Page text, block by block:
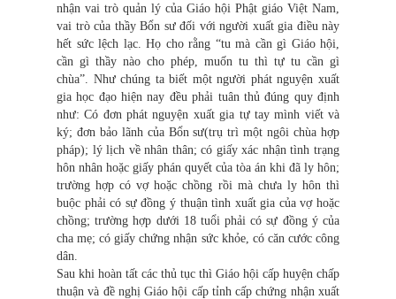
nhận vai trò quản lý của Giáo hội Phật giáo Việt Nam,
vai trò của thầy Bổn sư đối với người xuất gia điều này
hết sức lệch lạc. Họ cho rằng “tu mà cần gì Giáo hội,
cần gì thầy nào cho phép, muốn tu thì tự tu cần gì
chùa”. Như chúng ta biết một người phát nguyện xuất
gia học đạo hiện nay đều phải tuân thủ đúng quy định
như: Có đơn phát nguyện xuất gia tự tay mình viết và
ký; đơn bảo lãnh của Bổn sư(trụ trì một ngôi chùa hợp
pháp); lý lịch về nhân thân; có giấy xác nhận tình trạng
hôn nhân hoặc giấy phán quyết của tòa án khi đã ly hôn;
trường hợp có vợ hoặc chồng rồi mà chưa ly hôn thì
buộc phải có sự đồng ý thuận tình xuất gia của vợ hoặc
chồng; trường hợp dưới 18 tuổi phải có sự đồng ý của
cha mẹ; có giấy chứng nhận sức khỏe, có căn cước công
dân.
Sau khi hoàn tất các thủ tục thì Giáo hội cấp huyện chấp
thuận và đề nghị Giáo hội cấp tỉnh cấp chứng nhận xuất